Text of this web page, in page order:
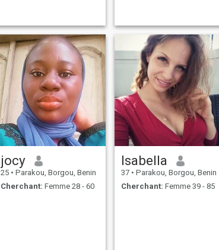
jocy
25 • Parakou, Borgou, Benin
Cherchant: Femme 28 - 60
Isabella
37 • Parakou, Borgou, Benin
Cherchant: Femme 39 - 85